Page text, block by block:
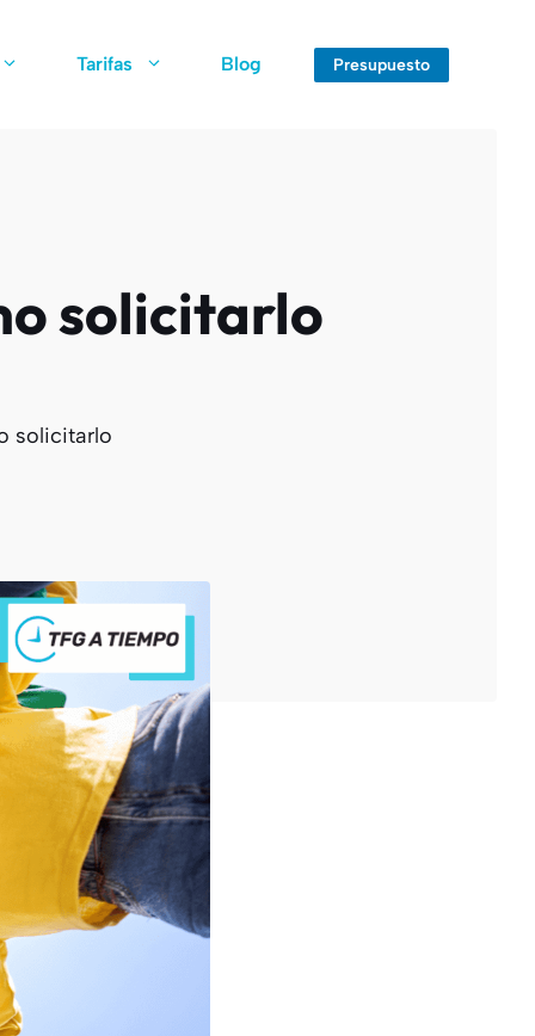
Tarifas Blog Presupuesto
solicitarlo
solicitarlo